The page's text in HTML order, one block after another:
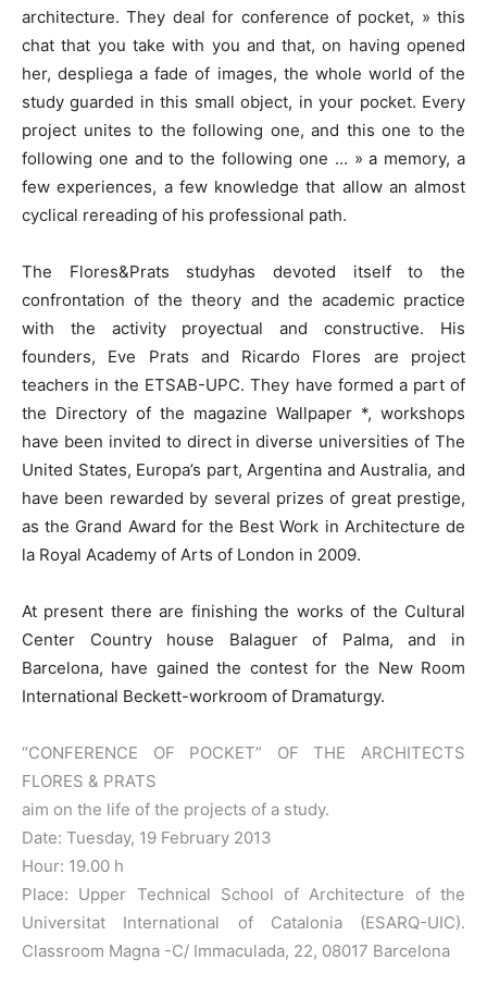
architecture. They deal for conference of pocket, » this
chat that you take with you and that, on having opened
her, despliega a fade of images, the whole world of the
study guarded in this small object, in your pocket. Every
project unites to the following one, and this one to the
following one and to the following one … » a memory, a
few experiences, a few knowledge that allow an almost
cyclical rereading of his professional path.
The Flores&Prats studyhas devoted itself to the
confrontation of the theory and the academic practice
with the activity proyectual and constructive. His
founders, Eve Prats and Ricardo Flores are project
teachers in the ETSAB-UPC. They have formed a part of
the Directory of the magazine Wallpaper *, workshops
have been invited to direct in diverse universities of The
United States, Europa’s part, Argentina and Australia, and
have been rewarded by several prizes of great prestige,
as the Grand Award for the Best Work in Architecture de
la Royal Academy of Arts of London in 2009.
At present there are finishing the works of the Cultural
Center Country house Balaguer of Palma, and in
Barcelona, have gained the contest for the New Room
International Beckett-workroom of Dramaturgy.
“CONFERENCE OF POCKET” OF THE ARCHITECTS
FLORES & PRATS
aim on the life of the projects of a study.
Date: Tuesday, 19 February 2013
Hour: 19.00 h
Place: Upper Technical School of Architecture of the
Universitat International of Catalonia (ESARQ-UIC).
Classroom Magna -C/ Immaculada, 22, 08017 Barcelona